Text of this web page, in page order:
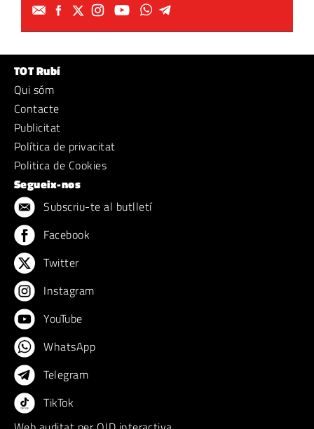
TOT Rubí
Qui sóm
Contacte
Publicitat
Política de privacitat
Politica de Cookies
Segueix-nos
Subscriu-te al butlletí
Facebook
Twitter
Instagram
YouTube
WhatsApp
Telegram
TikTok